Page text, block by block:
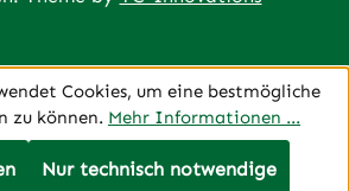
Cookies, um eine bestmögliche
zu können. Mehr Informationen ...
Nur technisch notwendige